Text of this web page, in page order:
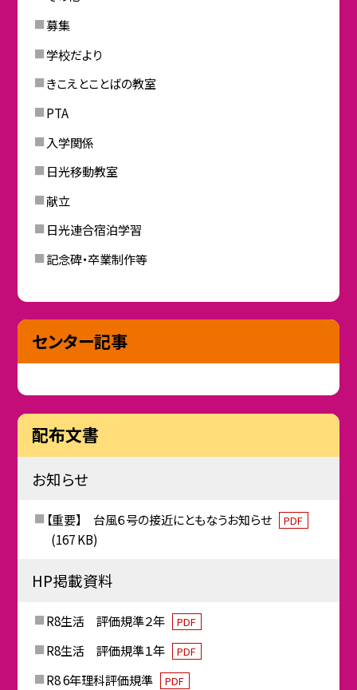
募集
学校だより
きこえとことばの教室
PTA
入学関係
日光移動教室
献立
日光連合宿泊学習
記念碑・卒業制作等
センター記事
配布文書
お知らせ
【重要】 台風６号の接近にともなうお知らせ PDF
(167 KB)
HP掲載資料
R8生活 評価規準２年 PDF
R8生活 評価規準１年 PDF
R8 6年理科評価規準 PDF